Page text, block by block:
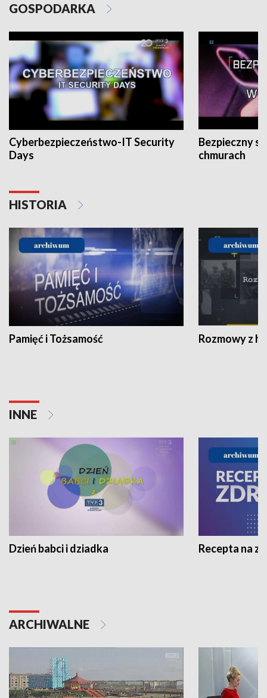
GOSPODARKA
Cyberbezpieczeństwo-IT Security
Days
Bezpieczny
chmurach
HISTORIA
Pamięć i Tożsamość Rozmowy z
INNE
Dzień babci i dziadka Recepta na
ARCHIWALNE